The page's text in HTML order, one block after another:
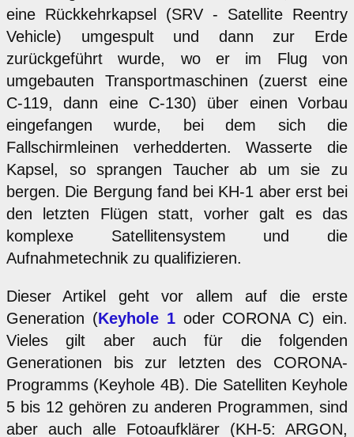
eine Rückkehrkapsel (SRV - Satellite Reentry
Vehicle) umgespult und dann zur Erde
zurückgeführt wurde, wo er im Flug von
umgebauten Transportmaschinen (zuerst eine
C-119, dann eine C-130) über einen Vorbau
eingefangen wurde, bei dem sich die
Fallschirmleinen verhedderten. Wasserte die
Kapsel, so sprangen Taucher ab um sie zu
bergen. Die Bergung fand bei KH-1 aber erst bei
den letzten Flügen statt, vorher galt es das
komplexe Satellitensystem und die
Aufnahmetechnik zu qualifizieren.
Dieser Artikel geht vor allem auf die erste
Generation (Keyhole 1oder CORONA C) ein.
Vieles gilt aber auch für die folgenden
Generationen bis zur letzten des CORONA-
Programms (Keyhole 4B). Die Satelliten Keyhole
5 bis 12 gehören zu anderen Programmen, sind
aber auch alle Fotoaufklärer (KH-5: ARGON,